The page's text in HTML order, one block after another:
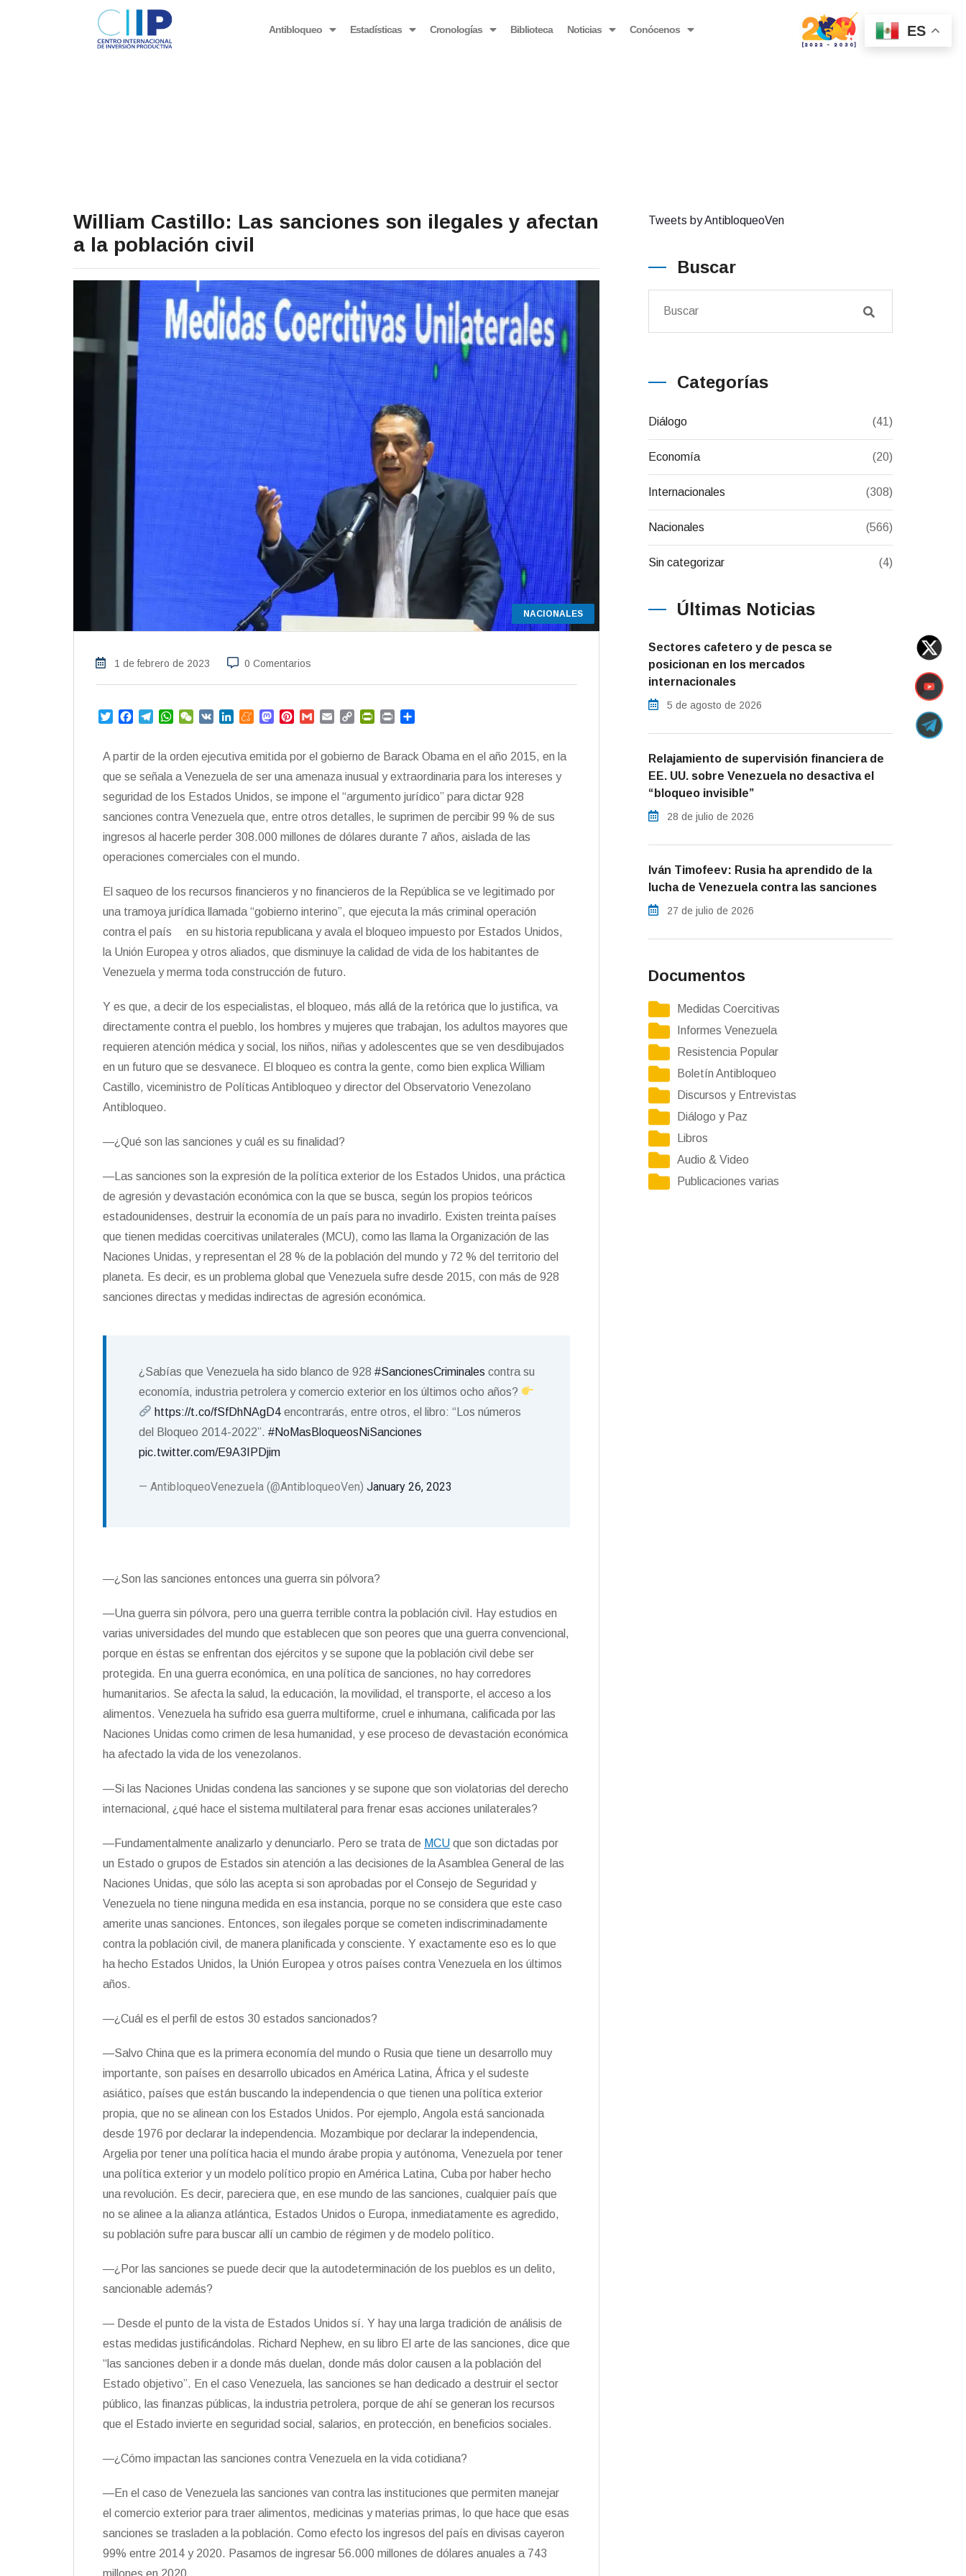
Antibloqueo Estadísticas Cronologías Biblioteca Noticias Conócenos
William Castillo: Las sanciones son ilegales y afectan
a la población civil
NACIONALES
1 de febrero de 2023 0 Comentarios
T
t
t
r
e
b
o
k
e
g
a
m
W
t
s
p
p
W
h
a
k
e
I
n
M
e
a
e
M
t
o
o
n
t
e
e
s
t
G
i
l
i
l
y
L
n
k
n
t
r
y
n
t
p
a
t
i
A partir de la orden ejecutiva emitida por el gobierno de Barack Obama en el año 2015, en la
que se señala a Venezuela de ser una amenaza inusual y extraordinaria para los intereses y
seguridad de los Estados Unidos, se impone el “argumento jurídico” para dictar 928
sanciones contra Venezuela que, entre otros detalles, le suprimen de percibir 99 % de sus
ingresos al hacerle perder 308.000 millones de dólares durante 7 años, aislada de las
operaciones comerciales con el mundo.
El saqueo de los recursos financieros y no financieros de la República se ve legitimado por
una tramoya jurídica llamada “gobierno interino”, que ejecuta la más criminal operación
contra el país en su historia republicana y avala el bloqueo impuesto por Estados Unidos,
la Unión Europea y otros aliados, que disminuye la calidad de vida de los habitantes de
Venezuela y merma toda construcción de futuro.
Y es que, a decir de los especialistas, el bloqueo, más allá de la retórica que lo justifica, va
directamente contra el pueblo, los hombres y mujeres que trabajan, los adultos mayores que
requieren atención médica y social, los niños, niñas y adolescentes que se ven desdibujados
en un futuro que se desvanece. El bloqueo es contra la gente, como bien explica William
Castillo, viceministro de Políticas Antibloqueo y director del Observatorio Venezolano
Antibloqueo.
—¿Qué son las sanciones y cuál es su finalidad?
—Las sanciones son la expresión de la política exterior de los Estados Unidos, una práctica
de agresión y devastación económica con la que se busca, según los propios teóricos
estadounidenses, destruir la economía de un país para no invadirlo. Existen treinta países
que tienen medidas coercitivas unilaterales (MCU), como las llama la Organización de las
Naciones Unidas, y representan el 28 % de la población del mundo y 72 % del territorio del
planeta. Es decir, es un problema global que Venezuela sufre desde 2015, con más de 928
sanciones directas y medidas indirectas de agresión económica.
¿Sabías que Venezuela ha sido blanco de 928 #SancionesCriminales contra su
economía, industria petrolera y comercio exterior en los últimos ocho años?
https://t.co/fSfDhNAgD4 encontrarás, entre otros, el libro: “Los números
del Bloqueo 2014-2022”. #NoMasBloqueosNiSanciones
pic.twitter.com/E9A3IPDjim
— AntibloqueoVenezuela (@AntibloqueoVen) January 26, 2023
—¿Son las sanciones entonces una guerra sin pólvora?
—Una guerra sin pólvora, pero una guerra terrible contra la población civil. Hay estudios en
varias universidades del mundo que establecen que son peores que una guerra convencional,
porque en éstas se enfrentan dos ejércitos y se supone que la población civil debe ser
protegida. En una guerra económica, en una política de sanciones, no hay corredores
humanitarios. Se afecta la salud, la educación, la movilidad, el transporte, el acceso a los
alimentos. Venezuela ha sufrido esa guerra multiforme, cruel e inhumana, calificada por las
Naciones Unidas como crimen de lesa humanidad, y ese proceso de devastación económica
ha afectado la vida de los venezolanos.
—Si las Naciones Unidas condena las sanciones y se supone que son violatorias del derecho
internacional, ¿qué hace el sistema multilateral para frenar esas acciones unilaterales?
—Fundamentalmente analizarlo y denunciarlo. Pero se trata de MCU que son dictadas por
un Estado o grupos de Estados sin atención a las decisiones de la Asamblea General de las
Naciones Unidas, que sólo las acepta si son aprobadas por el Consejo de Seguridad y
Venezuela no tiene ninguna medida en esa instancia, porque no se considera que este caso
amerite unas sanciones. Entonces, son ilegales porque se cometen indiscriminadamente
contra la población civil, de manera planificada y consciente. Y exactamente eso es lo que
ha hecho Estados Unidos, la Unión Europea y otros países contra Venezuela en los últimos
años.
—¿Cuál es el perfil de estos 30 estados sancionados?
—Salvo China que es la primera economía del mundo o Rusia que tiene un desarrollo muy
importante, son países en desarrollo ubicados en América Latina, África y el sudeste
asiático, países que están buscando la independencia o que tienen una política exterior
propia, que no se alinean con los Estados Unidos. Por ejemplo, Angola está sancionada
desde 1976 por declarar la independencia. Mozambique por declarar la independencia,
Argelia por tener una política hacia el mundo árabe propia y autónoma, Venezuela por tener
una política exterior y un modelo político propio en América Latina, Cuba por haber hecho
una revolución. Es decir, pareciera que, en ese mundo de las sanciones, cualquier país que
no se alinee a la alianza atlántica, Estados Unidos o Europa, inmediatamente es agredido,
su población sufre para buscar allí un cambio de régimen y de modelo político.
—¿Por las sanciones se puede decir que la autodeterminación de los pueblos es un delito,
sancionable además?
— Desde el punto de la vista de Estados Unidos sí. Y hay una larga tradición de análisis de
estas medidas justificándolas. Richard Nephew, en su libro El arte de las sanciones, dice que
“las sanciones deben ir a donde más duelan, donde más dolor causen a la población del
Estado objetivo”. En el caso Venezuela, las sanciones se han dedicado a destruir el sector
público, las finanzas públicas, la industria petrolera, porque de ahí se generan los recursos
que el Estado invierte en seguridad social, salarios, en protección, en beneficios sociales.
—¿Cómo impactan las sanciones contra Venezuela en la vida cotidiana?
—En el caso de Venezuela las sanciones van contra las instituciones que permiten manejar
el comercio exterior para traer alimentos, medicinas y materias primas, lo que hace que esas
sanciones se trasladen a la población. Como efecto los ingresos del país en divisas cayeron
99% entre 2014 y 2020. Pasamos de ingresar 56.000 millones de dólares anuales a 743
millones en 2020.
Tweets by AntibloqueoVen
Buscar
Categorías
Diálogo (41)
Economía (20)
Internacionales (308)
Nacionales (566)
Sin categorizar (4)
Últimas Noticias
Sectores cafetero y de pesca se
posicionan en los mercados
internacionales
5 de agosto de 2026
Relajamiento de supervisión financiera de
EE. UU. sobre Venezuela no desactiva el
“bloqueo invisible”
28 de julio de 2026
Iván Timofeev: Rusia ha aprendido de la
lucha de Venezuela contra las sanciones
27 de julio de 2026
Documentos
Medidas Coercitivas
Informes Venezuela
Resistencia Popular
Boletín Antibloqueo
Discursos y Entrevistas
Diálogo y Paz
Libros
Audio & Video
Publicaciones varias
ES